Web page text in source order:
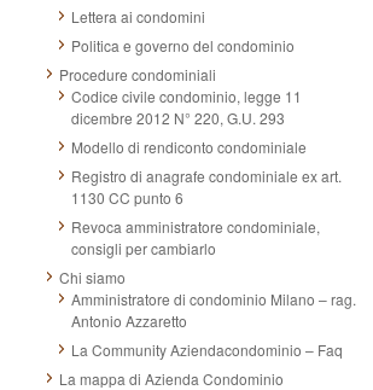
Lettera ai condomini
Politica e governo del condominio
Procedure condominiali
Codice civile condominio, legge 11
dicembre 2012 N° 220, G.U. 293
Modello di rendiconto condominiale
Registro di anagrafe condominiale ex art.
1130 CC punto 6
Revoca amministratore condominiale,
consigli per cambiarlo
Chi siamo
Amministratore di condominio Milano – rag.
Antonio Azzaretto
La Community Aziendacondominio – Faq
La mappa di Azienda Condominio